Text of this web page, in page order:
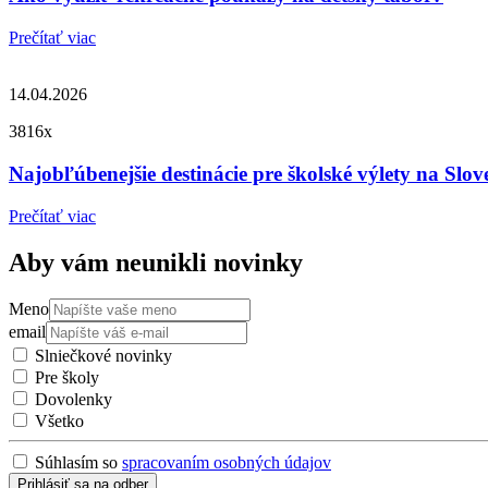
Prečítať viac
14.04.2026
3816x
Najobľúbenejšie destinácie pre školské výlety na
Prečítať viac
Aby vám neunikli novinky
Meno
email
Slniečkové novinky
Pre školy
Dovolenky
Všetko
Súhlasím so spracovaním osobných údajov
Prihlásiť sa na odber